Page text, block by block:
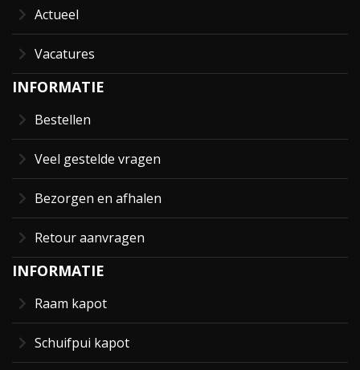
Actueel
Vacatures
INFORMATIE
Bestellen
Veel gestelde vragen
Bezorgen en afhalen
Retour aanvragen
INFORMATIE
Raam kapot
Schuifpui kapot